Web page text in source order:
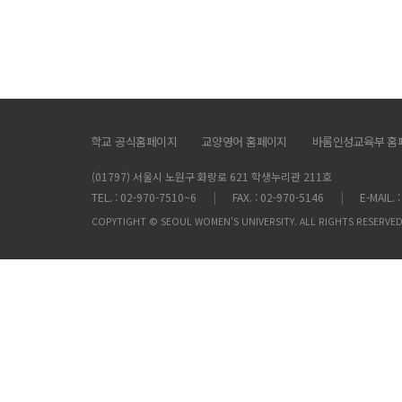
학교 공식홈페이지 교양영어 홈페이지 바롬인성교육부 홈
(01797) 서울시 노원구 화랑로 621 학생누리관 211호
TEL. : 02-970-7510~6
FAX. : 02-970-5146 E-MAIL.
COPYTIGHT © SEOUL WOMEN'S UNIVERSITY. ALL RIGHTS